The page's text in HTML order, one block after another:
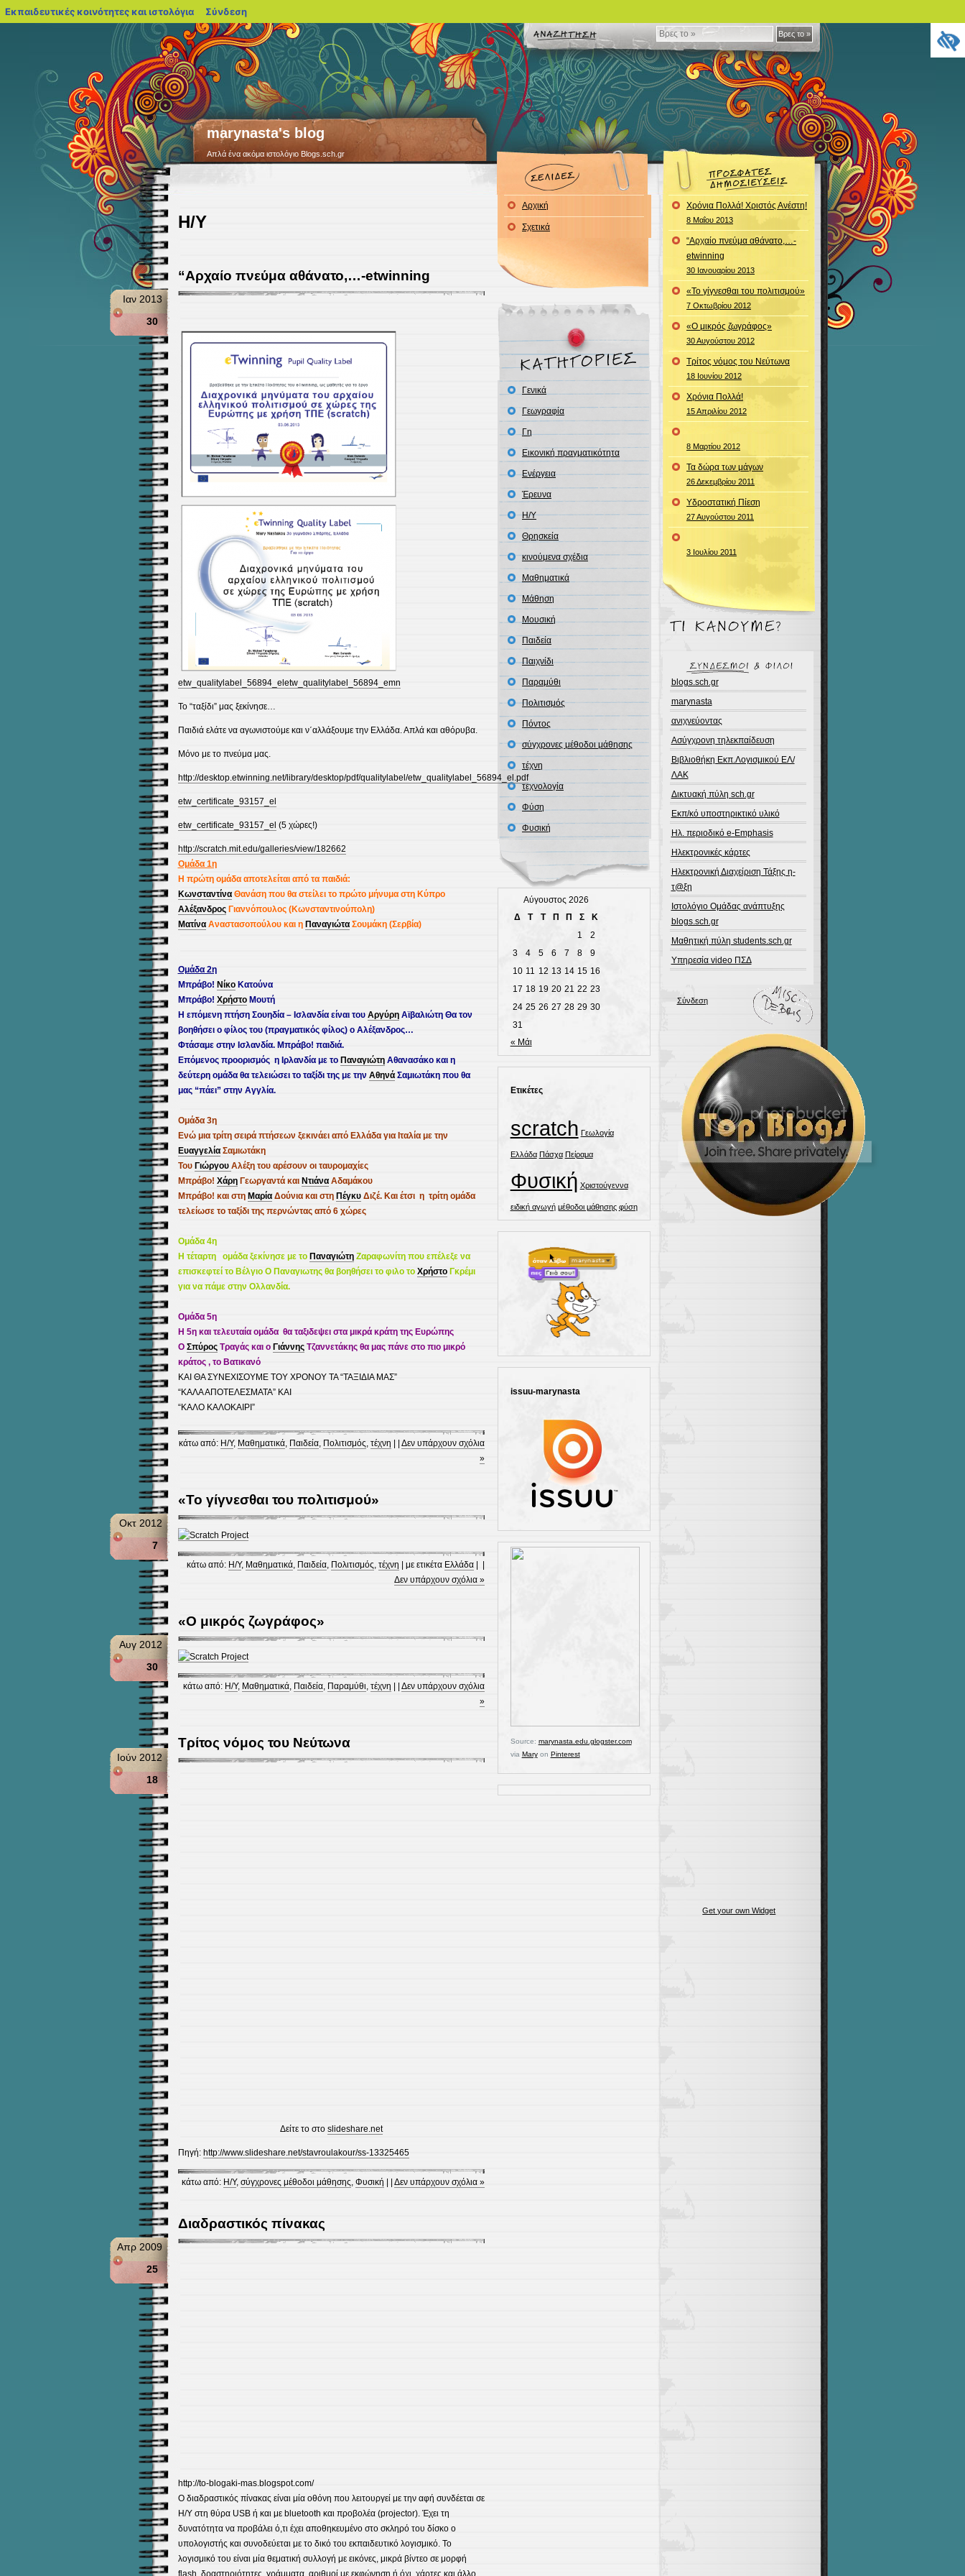
Βρες
το
»
Βρες το »
marynasta's blog
Απλά ένα ακόμα ιστολόγιο Blogs.sch.gr
Η/Υ
“Αρχαίο πνεύμα αθάνατο,…-etwinning
Ιαν 2013
30
etw_qualitylabel_56894_el etw_qualitylabel_56894_emn
Το “ταξίδι” μας ξεκίνησε…
Παιδιά ελάτε να αγωνιστούμε και ν΄αλλάξουμε την Ελλάδα. Απλά και αθόρυβα.
Μόνο με το πνεύμα μας.
http://desktop.etwinning.net/library/desktop/pdf/qualitylabel/etw_qualitylabel_56894_el.pdf
etw_certificate_93157_el
etw_certificate_93157_el (5 χώρες!)
http://scratch.mit.edu/galleries/view/182662
Ομάδα 1η
Η πρώτη ομάδα αποτελείται από τα παιδιά:
ΚωνσταντίναΘανάση που θα στείλει το πρώτο μήνυμα στη Κύπρο
ΑλέξανδροςΓιαννόπουλος (Κωνσταντινούπολη)
ΜατίναΑναστασοπούλου και η ΠαναγιώταΣουμάκη (Σερβία)
Ομάδα 2η
Μπράβο! ΝίκοΚατούνα
Μπράβο! ΧρήστοΜουτή
Η επόμενη πτήση Σουηδία – Ισλανδία είναι του ΑργύρηΑϊβαλιώτη Θα τον
βοηθήσει ο φίλος του (πραγματικός φίλος) ο Αλέξανδρος…
Φτάσαμε στην Ισλανδία. Μπράβο! παιδιά.
Επόμενος προορισμός η Ιρλανδία με το ΠαναγιώτηΑθανασάκο και η
δεύτερη ομάδα θα τελειώσει το ταξίδι της με την ΑθηνάΣαμιωτάκη που θα
μας “πάει” στην Αγγλία.
Ομάδα 3η
Ενώ μιατρίτη σειρά πτήσεων ξεκινάει από Ελλάδα για Ιταλία με την
ΕυαγγελίαΣαμιωτάκη
Του Γιώργου Αλέξη του αρέσουν οι ταυρομαχίες
Μπράβο! Χάρη Γεωργαντά και ΝτιάναΑδαμάκου
Μπράβο! και στη Μαρία Δούνια και στη ΠέγκυΔιζέ. Και έτσι η τρίτη ομάδα
τελείωσε το ταξίδι της περνώντας από 6 χώρες
Ομάδα 4η
Η τέταρτη ομάδα ξεκίνησε με το ΠαναγιώτηΖαραφωνίτη που επέλεξε να
επισκεφτεί το Βέλγιο Ο Παναγιωτης θα βοηθήσει το φιλο το ΧρήστοΓκρέμι
για να πάμε στην Ολλανδία.
Ομάδα 5η
Η 5η και τελευταία ομάδα θα ταξιδεψει στα μικρά κράτη της Ευρώπης
Ο ΣπύροςΤραγάς και ο ΓιάννηςΤζαννετάκης θα μας πάνε στο πιο μικρό
κράτος , το Βατικανό
ΚΑΙ ΘΑ ΣΥΝΕΧΙΣΟΥΜΕ ΤΟΥ ΧΡΟΝΟΥ ΤΑ “ΤΑΞΙΔΙΑ ΜΑΣ”
“ΚΑΛΑ ΑΠΟΤΕΛΕΣΜΑΤΑ” ΚΑΙ
“ΚΑΛΟ ΚΑΛΟΚΑΙΡΙ”
κάτω από: Η/Υ, Μαθηματικά, Παιδεία, Πολιτισμός, τέχνη
Δεν υπάρχουν σχόλια
»
«Το γίγνεσθαι του πολιτισμού»
Οκτ 2012
7
κάτω από: Η/Υ, Μαθηματικά, Παιδεία, Πολιτισμός, τέχνη | με ετικέτα Ελλάδα| |
Δεν υπάρχουν σχόλια »
«Ο μικρός ζωγράφος»
Αυγ 2012
30
κάτω από: Η/Υ, Μαθηματικά, Παιδεία, Παραμύθι, τέχνη
Δεν υπάρχουν σχόλια
»
Τρίτος νόμος του Νεύτωνα
Ιούν 2012
18
Δείτε το στο slideshare.net
Πηγή: http://www.slideshare.net/stavroulakour/ss-13325465
κάτω από: Η/Υ, σύγχρονες μέθοδοι μάθησης, Φυσική Δεν υπάρχουν σχόλια »
Διαδραστικός πίνακας
Απρ 2009
25
http://to-blogaki-mas.blogspot.com/
Ο διαδραστικός πίνακας είναι μία οθόνη που λειτουργεί με την αφή συνδέεται σε
Η/Υ στη θύρα USB ή και με bluetooth και προβολέα (projector). Έχει τη
δυνατότητα να προβάλει ό,τι έχει αποθηκευμένο στο σκληρό του δίσκο ο
υπολογιστής και συνοδεύεται με το δικό του εκπαιδευτικό λογισμικό. Το
λογισμικό του είναι μία θεματική συλλογή με εικόνες, μικρά βίντεο σε μορφή
flash, δραστηριότητες, γράμματα, αριθμοί με εκφώνηση ή όχι, χάρτες και άλλο
Αρχική
Σχετικά
Γενικά
Γεωγραφία
Γη
Εικονική πραγματικότητα
Ενέργεια
Έρευνα
Η/Υ
Θρησκεία
κινούμενα σχέδια
Μαθηματικά
Μάθηση
Μουσική
Παιδεία
Παιχνίδι
Παραμύθι
Πολιτισμός
Πόντος
σύγχρονες μέθοδοι μάθησης
τέχνη
τεχνολογία
Φύση
Φυσική
Αύγουστος 2026
Δ
Τ Τ Π Π Σ
Κ
1
2
3
4 5 6 7 8
9
10 11 12 13 14 15 16
17 18 19 20 21 22 23
24 25 26 27 28 29 30
31
« Μάι
Ετικέτες
scratch Γεωλογία
Ελλάδα Πάσχα Πείραμα
Φυσική Χριστούγεννα
ειδική αγωγή μέθοδοι μάθησης φύση
issuu-marynasta
Source: marynasta.edu.glogster.com
via Maryon Pinterest
Χρόνια Πολλά! Χριστός Ανέστη!
8 Μαΐου 2013
“Αρχαίο πνεύμα αθάνατο,…-
etwinning
30 Ιανουαρίου 2013
«Το γίγνεσθαι του πολιτισμού»
7 Οκτωβρίου 2012
«Ο μικρός ζωγράφος»
30 Αυγούστου 2012
Τρίτος νόμος του Νεύτωνα
18 Ιουνίου 2012
Χρόνια Πολλά!
15 Απριλίου 2012
8 Μαρτίου 2012
Τα δώρα των μάγων
26 Δεκεμβρίου 2011
Υδροστατική Πίεση
27 Αυγούστου 2011
3 Ιουλίου 2011
blogs.sch.gr
marynasta
ανιχνεύοντας
Ασύγχρονη τηλεκπαίδευση
Βιβλιοθήκη Εκπ.Λογισμικού ΕΛ/
ΛΑΚ
Δικτυακή πύλη sch.gr
Εκπ/κό υποστηρικτικό υλικό
Ηλ. περιοδικό e-Emphasis
Ηλεκτρονικές κάρτες
Ηλεκτρονική Διαχείριση Τάξης η-
τ@ξη
Ιστολόγιο Ομάδας ανάπτυξης
blogs.sch.gr
Μαθητική πύλη students.sch.gr
Υπηρεσία video ΠΣΔ
Σύνδεση
Get your own Widget
Εκπαιδευτικές κοινότητες και ιστολόγια blogs.sch.gr
Σύνδεση